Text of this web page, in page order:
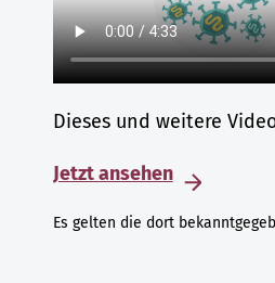
Dieses und weitere
Jetzt ansehen
Es gelten die dort